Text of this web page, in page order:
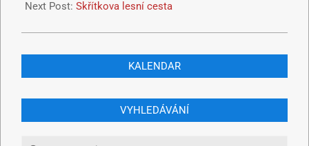
Next Post: Skřítkova lesní cesta
KALENDAR
VYHLEDÁVÁNÍ